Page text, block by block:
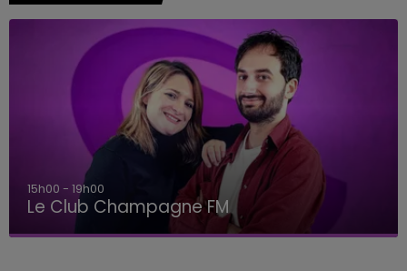
15h00 - 19h00
Le Club Champagne FM